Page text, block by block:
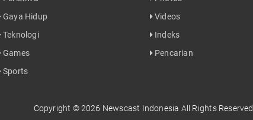
Gaya Hidup
Teknologi
Games
Sports
Videos
Indeks
Pencarian
Copyright © 2026 Newscast Indonesia All Rights Reserved